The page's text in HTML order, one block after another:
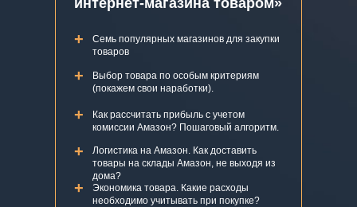
интернет-магазина товаром»
Семь популярных магазинов для закупки
товаров
Выбор товара по особым критериям
(покажем свои наработки).
Как рассчитать прибыль с учетом
комиссии Амазон? Пошаговый алгоритм.
Логистика на Амазон. Как доставить
товары на склады Амазон, не выходя из
дома?
Экономика тoвapa. Какие расходы
необходимо учитывать при покупке?
+
+
+
+
+